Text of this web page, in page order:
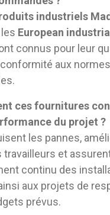
industriels
European
connus pour leur
aux normes
ces fournitures
du projet ?
les pannes,
travailleurs et
continu des
aux projets de
prévus.